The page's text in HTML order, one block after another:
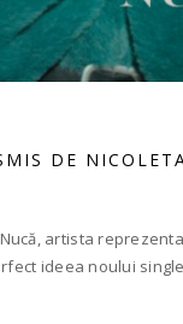
DE
artista
ideea noului